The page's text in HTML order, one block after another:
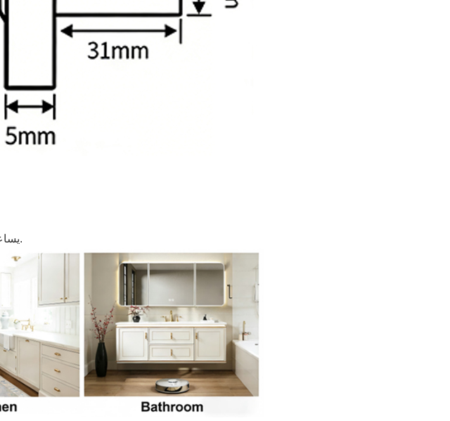
يساعد الهيكل المعدني ذو الطبقة الواقية على الحفاظ على المتانة ومقاومة التآكل، حتى في البيئات الرطبة.